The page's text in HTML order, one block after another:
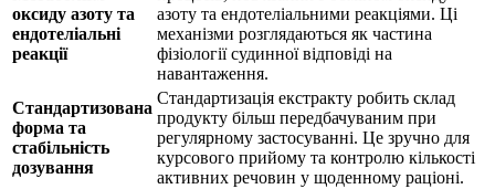
оксиду азоту та
ендотеліальні
реакції
азоту та ендотеліальними реакціями. Ці
механізми розглядаються як частина
фізіології судинної відповіді на
навантаження.
Стандартизована
форма та
стабільність
дозування
Стандартизація екстракту робить склад
продукту більш передбачуваним при
регулярному застосуванні. Це зручно для
курсового прийому та контролю кількості
активних речовин у щоденному раціоні.